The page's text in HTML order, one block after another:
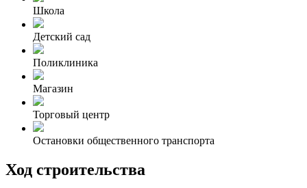
Школа
Детский сад
Поликлиника
Магазин
Торговый центр
Остановки общественного транспорта
Ход строительства